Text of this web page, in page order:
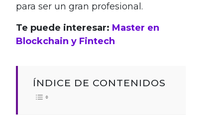
para ser un gran profesional.
Te puede interesar: Master en
Blockchain y Fintech
ÍNDICE DE CONTENIDOS